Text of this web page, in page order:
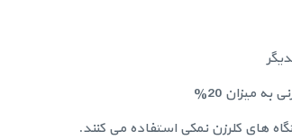
میزان 20%
های کلرزن نمکی استفاده می کنند.